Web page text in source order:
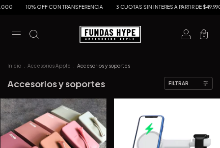
10% OFF CON TRANSFERENCIA 3 CUOTAS SIN INTERES A PARTIR DE $49.990
0
Inicio Accesorios Apple Accesorios y soportes
Accesorios y soportes FILTRAR